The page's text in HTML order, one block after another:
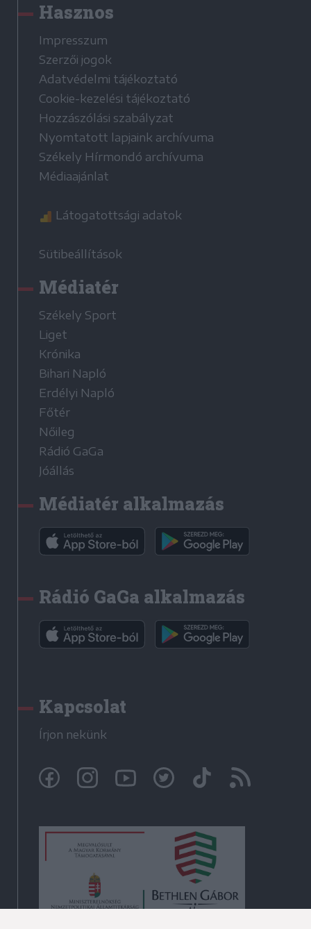
Hasznos
Impresszum
Szerzői jogok
Adatvédelmi tájékoztató
Cookie-kezelési tájékoztató
Hozzászólási szabályzat
Nyomtatott lapjaink archívuma
Székely Hírmondó archívuma
Médiaajánlat
Látogatottsági adatok
Sütibeállítások
Médiatér
Székely Sport
Liget
Krónika
Bihari Napló
Erdélyi Napló
Főtér
Nőileg
Rádió GaGa
Jóállás
Médiatér alkalmazás
Rádió GaGa alkalmazás
Kapcsolat
Írjon nekünk